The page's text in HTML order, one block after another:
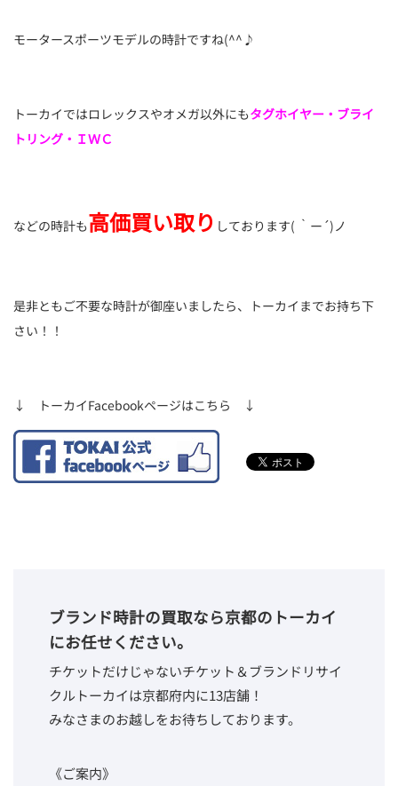
モータースポーツモデルの時計ですね(^^♪
トーカイではロレックスやオメガ以外にもタグホイヤー・ブライ
トリング・ＩＷＣ
などの時計も高価買い取り しております( ｀ー´)ノ
是非ともご不要な時計が御座いましたら、トーカイまでお持ち下
さい！！
↓ トーカイFacebookページはこちら ↓
ブランド時計の買取なら京都のトーカイ
にお任せください。
チケットだけじゃないチケット＆ブランドリサイ
クルトーカイは京都府内に13店舗！
みなさまのお越しをお待ちしております。
《ご案内》